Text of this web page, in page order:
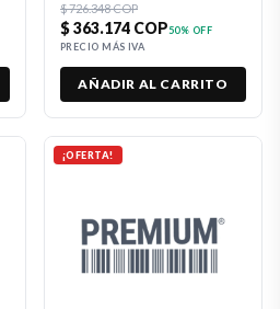
$ 726.348 COP
$ 363.174 COP50% OFF
PRECIO MÁS IVA
AÑADIR AL CARRITO
¡OFERTA!